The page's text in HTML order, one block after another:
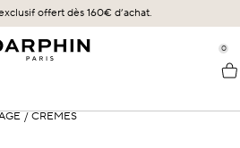
offert dès 160€ d’achat.​
0
de diffusion
/ CRÈMES